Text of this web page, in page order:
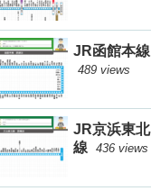
JR函館本線
489 views
JR京浜東北
線 436 views